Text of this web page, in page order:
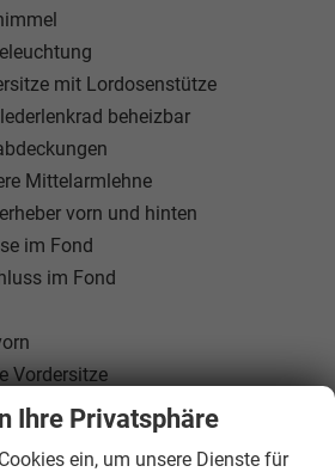
mit Lordosenstütze
beheizbar
Mittelarmlehne
vorn und hinten
im Fond
im Fond
Vordersitze
Rücksitzlehne
Ihre Privatsphäre
ein, um unsere Dienste für